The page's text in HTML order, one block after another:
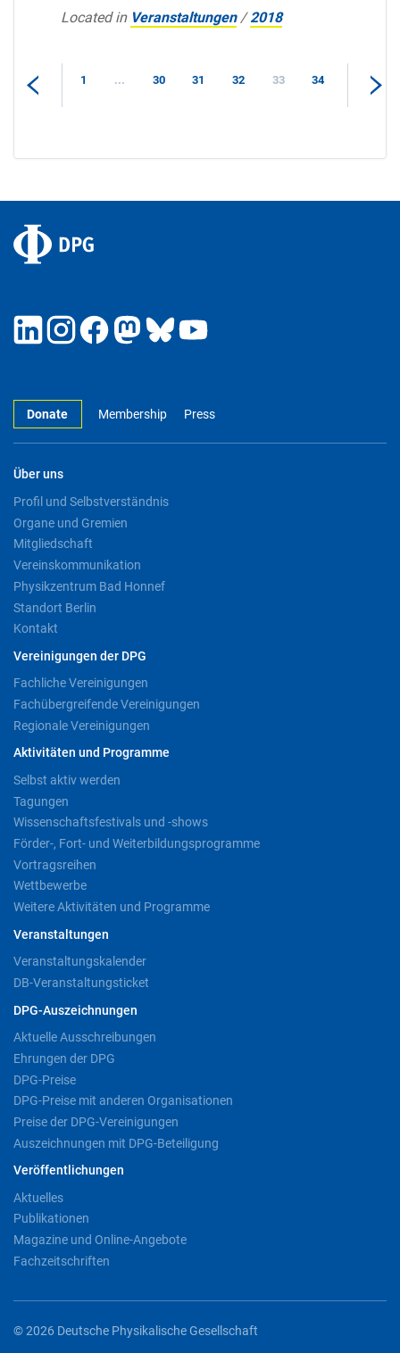
Located in Veranstaltungen /2018
1 ... 30 31 32 33 34
Donate Membership Press
Über uns
Profil und Selbstverständnis
Organe und Gremien
Mitgliedschaft
Vereinskommunikation
Physikzentrum Bad Honnef
Standort Berlin
Kontakt
Vereinigungen der DPG
Fachliche Vereinigungen
Fachübergreifende Vereinigungen
Regionale Vereinigungen
Aktivitäten und Programme
Selbst aktiv werden
Tagungen
Wissenschaftsfestivals und -shows
Förder-, Fort- und Weiterbildungsprogramme
Vortragsreihen
Wettbewerbe
Weitere Aktivitäten und Programme
Veranstaltungen
Veranstaltungskalender
DB-Veranstaltungsticket
DPG-Auszeichnungen
Aktuelle Ausschreibungen
Ehrungen der DPG
DPG-Preise
DPG-Preise mit anderen Organisationen
Preise der DPG-Vereinigungen
Auszeichnungen mit DPG-Beteiligung
Veröffentlichungen
Aktuelles
Publikationen
Magazine und Online-Angebote
Fachzeitschriften
© 2026 Deutsche Physikalische Gesellschaft